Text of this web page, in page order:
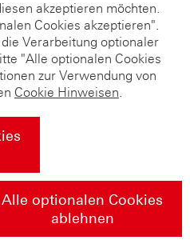
akzeptieren möchten.
Cookies akzeptieren".
Verarbeitung optionaler
"Alle optionalen Cookies
zur Verwendung von
Cookie Hinweisen.
Alle optionalen Cookies
ablehnen